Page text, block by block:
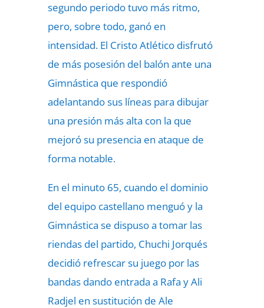
segundo periodo tuvo más ritmo,
pero, sobre todo, ganó en
intensidad. El Cristo Atlético disfrutó
de más posesión del balón ante una
Gimnástica que respondió
adelantando sus líneas para dibujar
una presión más alta con la que
mejoró su presencia en ataque de
forma notable.
En el minuto 65, cuando el dominio
del equipo castellano menguó y la
Gimnástica se dispuso a tomar las
riendas del partido, Chuchi Jorqués
decidió refrescar su juego por las
bandas dando entrada a Rafa y Ali
Radjel en sustitución de Ale